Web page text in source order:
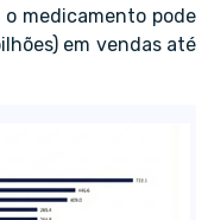
medicamento pode
em vendas até